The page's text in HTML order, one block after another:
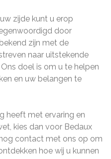
zijde kunt u erop
door
zijn met de
naar uitstekende
doel is om u te helpen
en uw belangen te
heeft met ervaring en
kies dan voor Bedaux
contact met ons op om
hoe wij u kunnen